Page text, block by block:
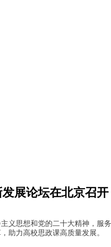
展论坛在北京召
义思想和党的二十大精神，
助力高校思政课高质量发展。